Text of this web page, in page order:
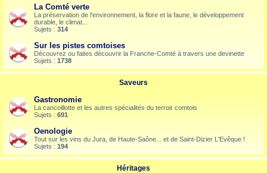
La Comté verte
La préservation de l'environnement, la flore et la faune, le développement
durable, le climat...
Sujets : 314
Sur les pistes comtoises
Découvrez ou faites découvrir la Franche-Comté à travers une devinette
Sujets : 1738
Saveurs
Gastronomie
La cancoillotte et les autres spécialités du terroir comtois
Sujets : 691
Oenologie
Tout sur les vins du Jura, de Haute-Saône... et de Saint-Dizier L'Evêque !
Sujets : 194
Héritages